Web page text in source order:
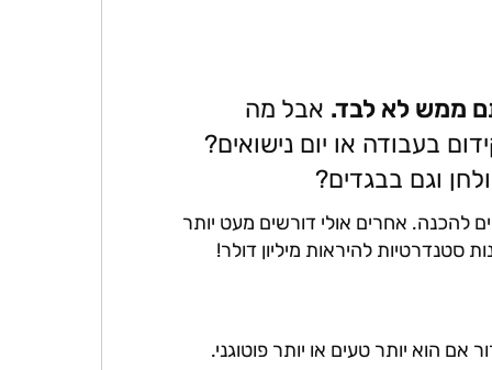
ממש לא לבד. אבל מה
בעבודה או יום נישואים?
וגם בבגדים?
להכנה. אחרים אולי דורשים מעט יותר
סטנדרטיות להיראות מיליון דולר!
הוא יותר טעים או יותר פוטוגני.